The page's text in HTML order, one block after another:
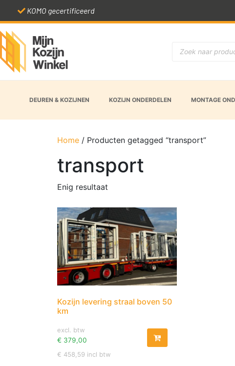
KOMO gecertificeerd
DEUREN & KOZIJNEN KOZIJN ONDERDELEN MONTAGE
Home / Producten getagged “transport”
transport
Enig resultaat
Kozijn levering straal boven 50
km
excl. btw
€ 379,00
€ 458,59 incl btw